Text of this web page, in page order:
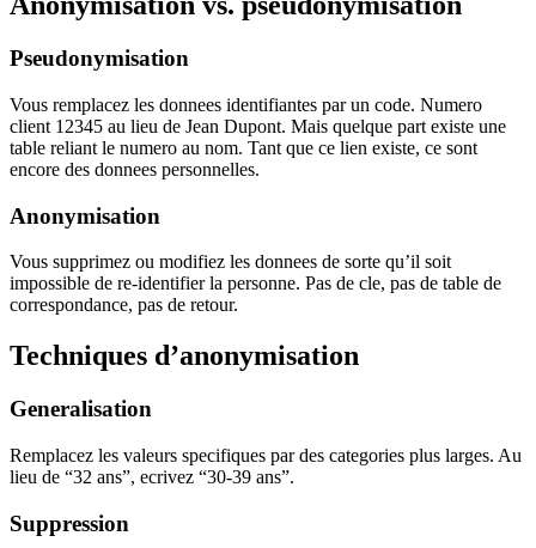
Pseudonymisation
Vous remplacez les donnees identifiantes par un code. Numero
client 12345 au lieu de Jean Dupont. Mais quelque part existe une
table reliant le numero au nom. Tant que ce lien existe, ce sont
encore des donnees personnelles.
Anonymisation
Vous supprimez ou modifiez les donnees de sorte qu’il soit
impossible de re-identifier la personne. Pas de cle, pas de table de
correspondance, pas de retour.
Techniques d’anonymisation
Generalisation
Remplacez les valeurs specifiques par des categories plus larges. Au
lieu de “32 ans”, ecrivez “30-39 ans”.
Suppression